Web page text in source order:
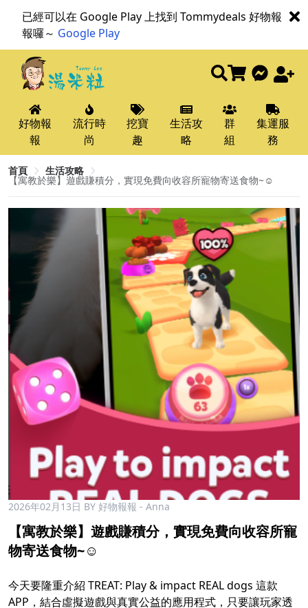
已經可以在 Google Play 上找到 Tommydeals 好物報
報囉～ Google Play
好物報
報
流行時
尚
挖寶
趣
生活攻
略
群
組
集運服
務
首頁 生活攻略
【寓教於樂】遊戲賺積分，實現免費向收容所寵物寄送食物~☺️
2026年02月13日 BY 好物報報 - Anna
【寓教於樂】遊戲賺積分，實現免費向收容所寵
物寄送食物~☺️
今天要隆重介紹 TREAT: Play & impact REAL dogs 這款
APP，結合虛擬遊戲與真實公益的應用程式，只要讓玩家透